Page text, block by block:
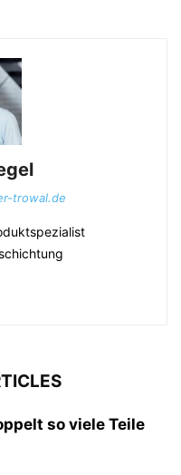
trowal.de
so viele Teile